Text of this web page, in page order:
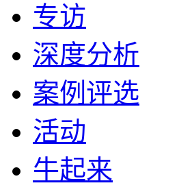
专访
深度分析
案例评选
活动
牛起来